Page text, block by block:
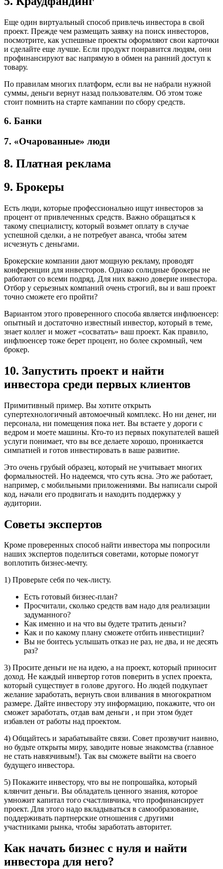
Еще один виртуальный способ привлечь инвестора в свой
проект. Прежде чем размещать заявку на поиск инвесторов,
посмотрите, как успешные проекты оформляют свои карточки
и сделайте еще лучше. Если продукт понравится людям, они
профинансируют вас напрямую в обмен на ранний доступ к
товару.
По правилам многих платформ, если вы не набрали нужной
суммы, деньги вернут назад пользователям. Об этом тоже
стоит помнить на старте кампании по сбору средств.
6. Банки
7. «Очарованные» люди
8. Платная реклама
9. Брокеры
Есть люди, которые профессионально ищут инвесторов за
процент от привлеченных средств. Важно обращаться к
такому специалисту, который возьмет оплату в случае
успешной сделки, а не потребует аванса, чтобы затем
исчезнуть с деньгами.
Брокерские компании дают мощную рекламу, проводят
конференции для инвесторов. Однако солидные брокеры не
работают со всеми подряд. Для них важно доверие инвестора.
Отбор у серьезных компаний очень строгий, вы и ваш проект
точно сможете его пройти?
Вариантом этого проверенного способа является инфлюенсер:
опытный и достаточно известный инвестор, который в теме,
знает коллег и может «сосватать» ваш проект. Как правило,
инфлюенсер тоже берет процент, но более скромный, чем
брокер.
10. Запустить проект и найти
инвестора среди первых клиентов
Примитивный пример. Вы хотите открыть
супертехнологичный автомоечный комплекс. Но ни денег, ни
персонала, ни помещения пока нет. Вы встаете у дороги с
ведром и моете машины. Кто-то из первых покупателей вашей
услуги понимает, что вы все делаете хорошо, проникается
симпатией и готов инвестировать в ваше развитие.
Это очень грубый образец, который не учитывает многих
формальностей. Но надеемся, что суть ясна. Это же работает,
например, с мобильными приложениями. Вы написали сырой
код, начали его продвигать и находить поддержку у
аудитории.
Советы экспертов
Кроме проверенных способ найти инвестора мы попросили
наших экспертов поделиться советами, которые помогут
воплотить бизнес-мечту.
1) Проверьте себя по чек-листу.
Есть готовый бизнес-план?
Просчитали, сколько средств вам надо для реализации
задуманного?
Как именно и на что вы будете тратить деньги?
Как и по какому плану сможете отбить инвестиции?
Вы не боитесь услышать отказ не раз, не два, и не десять
раз?
3) Просите деньги не на идею, а на проект, который приносит
доход. Не каждый инвертор готов поверить в успех проекта,
который существует в голове другого. Но людей подкупает
желание заработать, вернуть свои вливания в многократном
размере. Дайте инвестору эту информацию, покажите, что он
сможет заработать, отдав вам деньги , и при этом будет
избавлен от работы над проектом.
4) Общайтесь и зарабатывайте связи. Совет прозвучит наивно,
но будьте открыты миру, заводите новые знакомства (главное
не стать навязчивым!). Так вы сможете выйти на своего
будущего инвестора.
5) Покажите инвестору, что вы не попрошайка, который
клянчит деньги. Вы обладатель ценного знания, которое
умножит капитал того счастливчика, что профинансирует
проект. Для этого надо вкладываться в самообразование,
поддерживать партнерские отношения с другими
участниками рынка, чтобы заработать авторитет.
Как начать бизнес с нуля и найти
инвестора для него?